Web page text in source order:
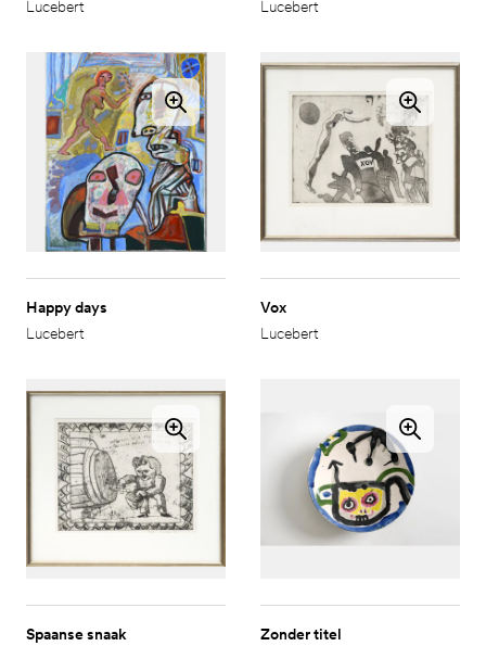
Lucebert
Lucebert
Happy days
Lucebert
Vox
Lucebert
Spaanse snaak
Zonder titel